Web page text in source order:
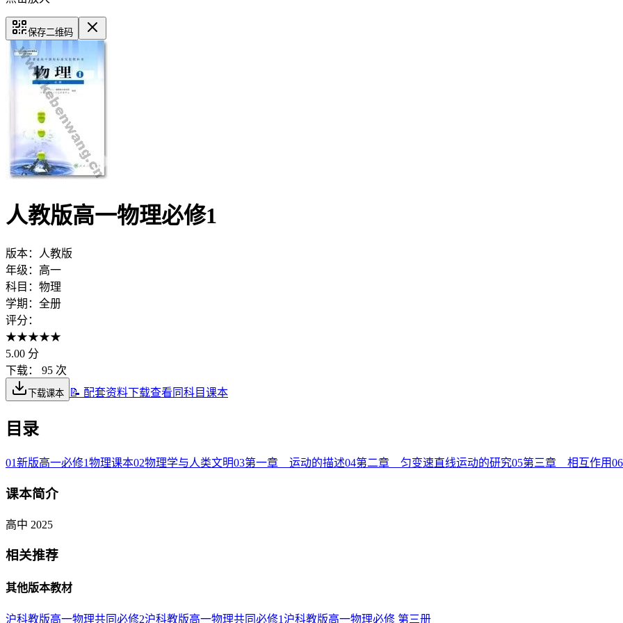
保存二维码
人教版高一物理必修1
版本：
人教版
年级： 高一
科目： 物理
学期： 全册
评分：
★★★★★
5.00 分
下载：
95 次
下载课本 📝 配套资料下载查看同科目课本
目录
01新版高一必修1物理课本02物理学与人类文明03第一章 运动的描述04第二章 匀变速直线运动的研究05第三章 相互作用06
课本简介
高中 2025
相关推荐
其他版本教材
沪科教版高一物理共同必修2沪科教版高一物理共同必修1沪科教版高一物理必修 第三册